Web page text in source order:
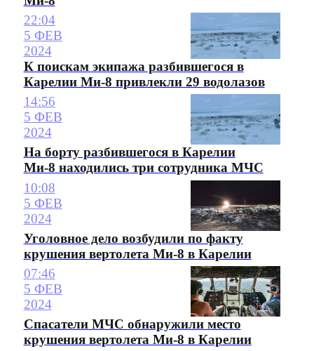
22:04
5 ФЕВ
2024
К поискам экипажа разбившегося в
Карелии Ми-8 привлекли 29 водолазов
14:56
5 ФЕВ
2024
На борту разбившегося в Карелии
Ми-8 находились три сотрудника МЧС
10:08
5 ФЕВ
2024
Уголовное дело возбудили по факту
крушения вертолета Ми-8 в Карелии
07:46
5 ФЕВ
2024
Спасатели МЧС обнаружили место
крушения вертолета Ми-8 в Карелии